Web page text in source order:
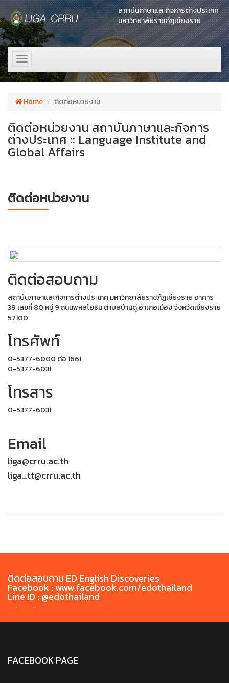
สถาบันภาษาและกิจการต่างประเทศ
มหาวิทยาลัยราชภัฏเชียงราย
Toggle
navigation
Home ติดต่อหน่วยงาน
ติดต่อหน่วยงาน สถาบันภาษาและกิจการ
ต่างประเทศ :: Language Institute and
Global Affairs
ติดต่อหน่วยงาน
ติดต่อสอบถาม
สถาบันภาษาและกิจการต่างประเทศ มหาวิทยาลัยราชภัฏเชียงราย อาคาร
39 เลขที่ 80 หมู่ 9 ถนนพหลโยธิน ตำบลบ้านดู่ อำเภอเมือง จังหวัดเชียงราย
57100
โทรศัพท์
0-5377-6000 ต่อ 1661
0-5377-6031
โทรสาร
0-5377-6031
Email
liga@crru.ac.th
liga_tt@crru.ac.th
ติดต่อสอบถาม ED English Discoveries
Facebook : www.facebook.com/edothailand
Line ID : @edothailand
FACEBOOK PAGE